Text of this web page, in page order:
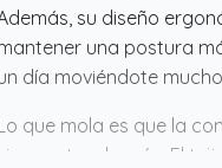
su diseño
una postura
día moviéndote
que mola es que la
sin apretar de más. El